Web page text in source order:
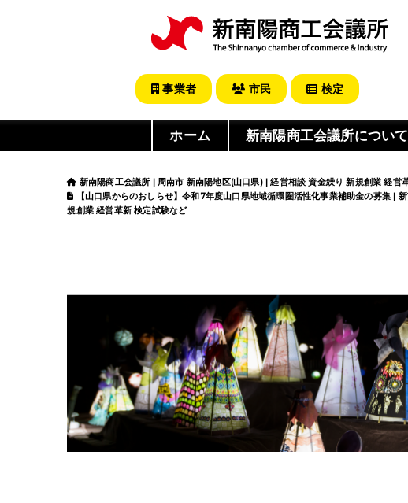
事業者 市民 検定
ホーム 新南陽商工会議所について
新南陽商工会議所 | 周南市 新南陽地区(山口県) | 経営相談 資金繰り 新規創業 経営
【山口県からのおしらせ】令和7年度山口県地域循環圏活性化事業補助金の募集 |
規創業 経営革新 検定試験など